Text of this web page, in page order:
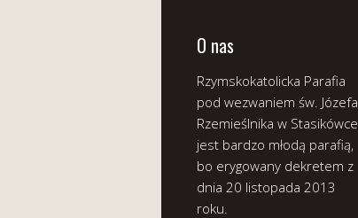
O nas
Rzymskokatolicka Parafia
pod wezwaniem św. Józefa
Rzemieślnika w Stasikówce
jest bardzo młodą parafią,
bo erygowany dekretem z
dnia 20 listopada 2013
roku.